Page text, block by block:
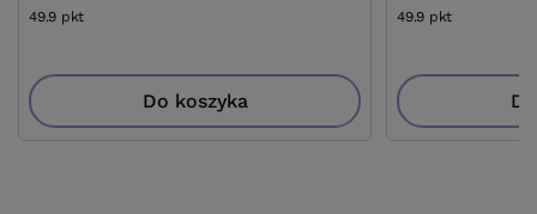
49.9 pkt
Do koszyka
49.9 pkt